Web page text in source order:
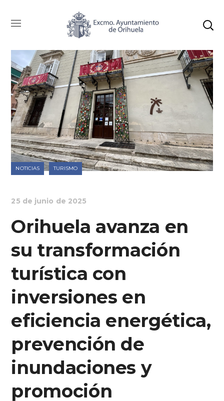
NOTICIAS TURISMO
25 de junio de 2025
Orihuela avanza en
su transformación
turística con
inversiones en
eficiencia energética,
prevención de
inundaciones y
promoción